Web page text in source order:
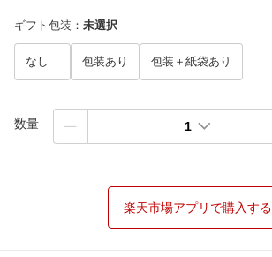
ギフト包装 ： 未選択
なし 包装あり 包装＋紙袋あり
数量 1
楽天市場アプリで購入する